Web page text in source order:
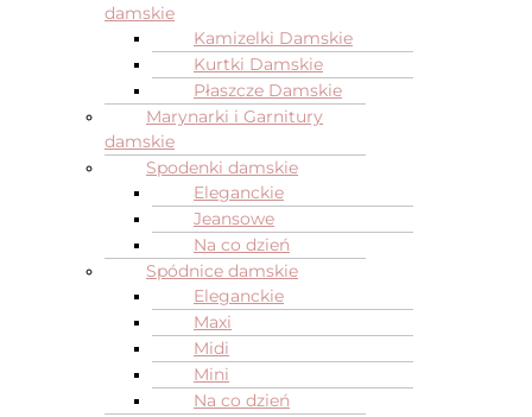
damskie
Kamizelki Damskie
Kurtki Damskie
Płaszcze Damskie
Marynarki i Garnitury
damskie
Spodenki damskie
Eleganckie
Jeansowe
Na co dzień
Spódnice damskie
Eleganckie
Maxi
Midi
Mini
Na co dzień